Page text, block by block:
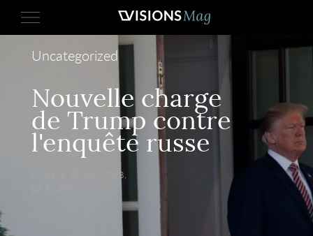
Uncategorized
Nouvelle charge
de Trump contre
l'enquête russe
Publié le 12 avril 2018,